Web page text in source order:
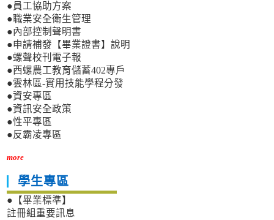
●員工協助方案
●職業安全衛生管理
●內部控制聲明書
●申請補發【畢業證書】說明
●螺聲校刊電子報
●西螺農工教育儲蓄402專戶
●雲林區-實用技能學程分發
●資安專區
●資訊安全政策
●性平專區
●反霸凌專區
more
學生專區
●【畢業標準】
註冊組重要訊息